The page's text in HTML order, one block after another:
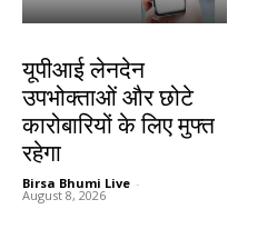
यूपीआई लेनदेन
उपभोक्ताओं और छोटे
कारोबारियों के लिए मुफ्त
रहेगा
Birsa Bhumi Live -
August 8, 2026